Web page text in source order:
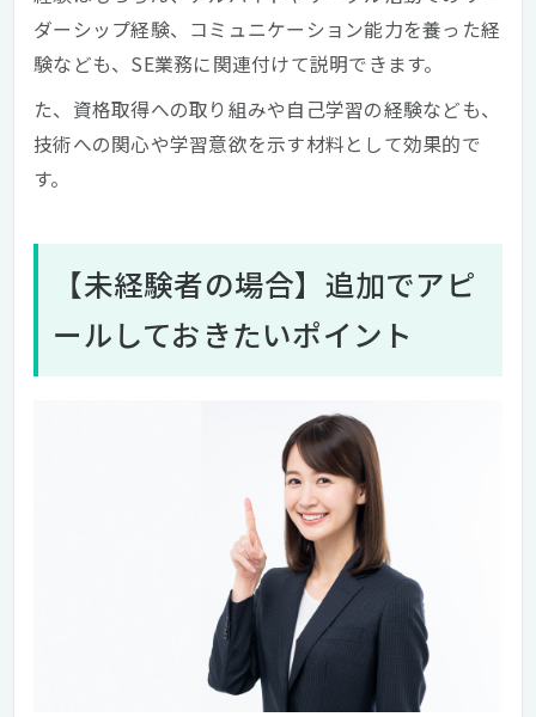
ダーシップ経験、コミュニケーション能力を養った経
験なども、SE業務に関連付けて説明できます。
た、資格取得への取り組みや自己学習の経験なども、
技術への関心や学習意欲を示す材料として効果的で
す。
【未経験者の場合】追加でアピ
ールしておきたいポイント